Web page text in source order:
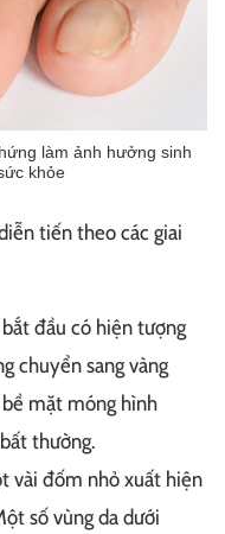
làm ảnh hưởng sinh
khỏe
tiến theo các giai
đầu có hiện tượng
chuyển sang vàng
mặt móng hình
thường.
vài đốm nhỏ xuất hiện
số vùng da dưới